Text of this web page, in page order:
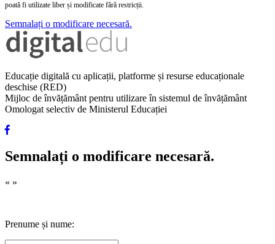
poată fi utilizate liber și modificate fără restricții.
Semnalați o modificare necesară.
Educație digitală cu aplicații, platforme și resurse educaționale
deschise (RED)
Mijloc de învățământ pentru utilizare în sistemul de învățământ
Omologat selectiv de Ministerul Educației
Semnalați o modificare necesară.
« »
Prenume și nume: